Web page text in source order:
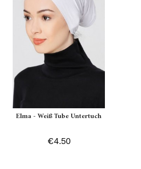
Elma - Weiß Tube Untertuch
€4.50